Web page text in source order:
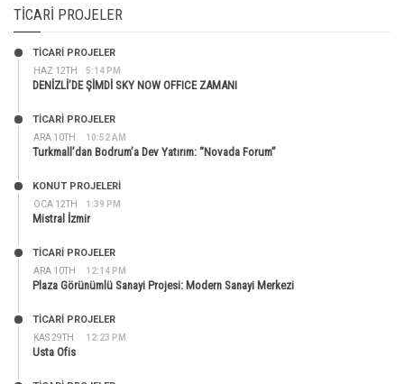
TICARI PROJELER
HAZ 12TH 5:14 PM
TİCARİ PROJELER
DENİZLİ’DE ŞİMDİ SKY NOW OFFICE ZAMANI
ARA 10TH 10:52 AM
TİCARİ PROJELER
Turkmall’dan Bodrum’a Dev Yatırım: “Novada Forum”
OCA 12TH 1:39 PM
KONUT PROJELERI
Mistral İzmir
ARA 10TH 12:14 PM
TİCARİ PROJELER
Plaza Görünümlü Sanayi Projesi: Modern Sanayi Merkezi
KAS 29TH 12:23 PM
TİCARİ PROJELER
Usta Ofis